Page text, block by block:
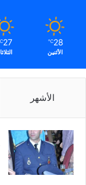
28
℃
الأثنين
27
الأشهر